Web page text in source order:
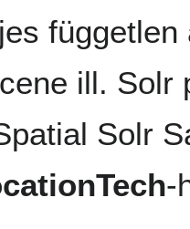
független
ill. Solr
Solr
-